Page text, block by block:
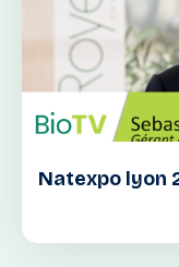
Natexpo lyon